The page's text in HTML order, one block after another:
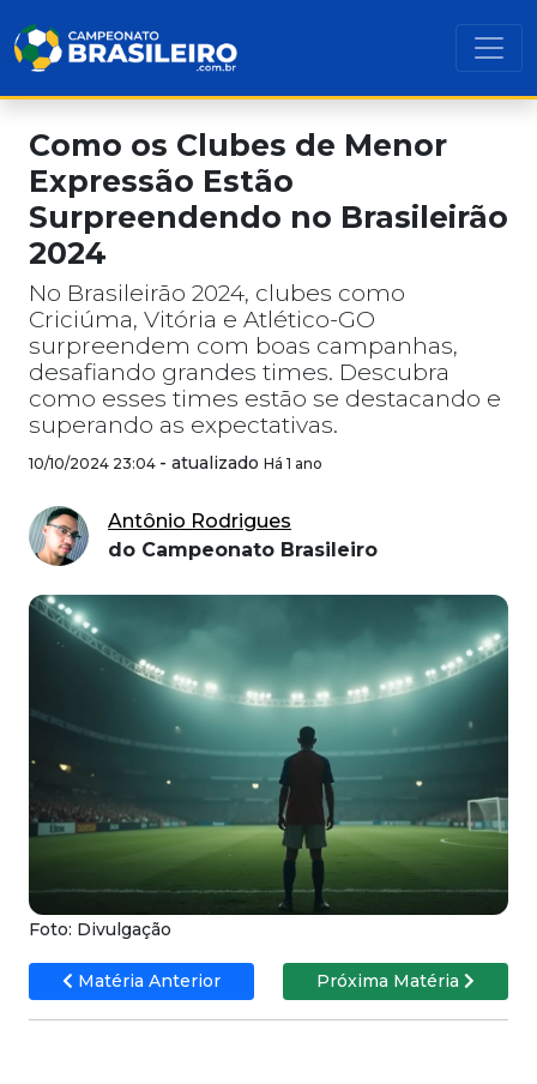
Como os Clubes de Menor
Expressão Estão
Surpreendendo no Brasileirão
2024
No Brasileirão 2024, clubes como
Criciúma, Vitória e Atlético-GO
surpreendem com boas campanhas,
desafiando grandes times. Descubra
como esses times estão se destacando e
superando as expectativas.
10/10/2024 23:04 - atualizado Há 1 ano
Antônio Rodrigues
do Campeonato Brasileiro
Foto: Divulgação
Matéria Anterior Próxima Matéria